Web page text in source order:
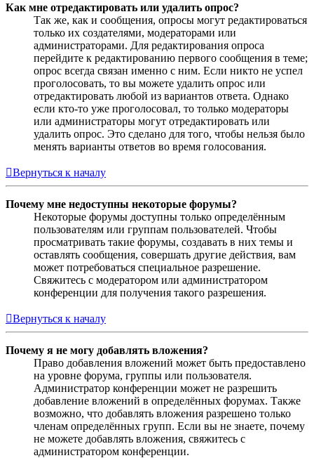
Как мне отредактировать или удалить опрос?
Так же, как и сообщения, опросы могут редактироваться
только их создателями, модераторами или
администраторами. Для редактирования опроса
перейдите к редактированию первого сообщения в теме;
опрос всегда связан именно с ним. Если никто не успел
проголосовать, то вы можете удалить опрос или
отредактировать любой из вариантов ответа. Однако
если кто-то уже проголосовал, то только модераторы
или администраторы могут отредактировать или
удалить опрос. Это сделано для того, чтобы нельзя было
менять варианты ответов во время голосования.
Вернуться к началу
Почему мне недоступны некоторые форумы?
Некоторые форумы доступны только определённым
пользователям или группам пользователей. Чтобы
просматривать такие форумы, создавать в них темы и
оставлять сообщения, совершать другие действия, вам
может потребоваться специальное разрешение.
Свяжитесь с модератором или администратором
конференции для получения такого разрешения.
Вернуться к началу
Почему я не могу добавлять вложения?
Право добавления вложений может быть предоставлено
на уровне форума, группы или пользователя.
Администратор конференции может не разрешить
добавление вложений в определённых форумах. Также
возможно, что добавлять вложения разрешено только
членам определённых групп. Если вы не знаете, почему
не можете добавлять вложения, свяжитесь с
администратором конференции.